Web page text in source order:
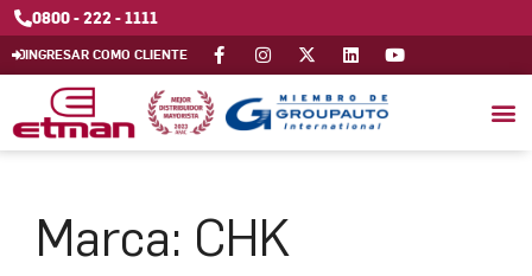
0800 - 222 - 1111
INGRESAR COMO CLIENTE
Marca: CHK